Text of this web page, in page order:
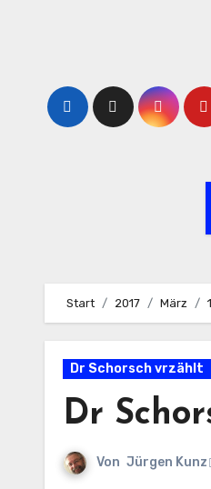
Start 2017 März
Dr Schorsch vrzählt
Dr
Von Jürgen Kunz